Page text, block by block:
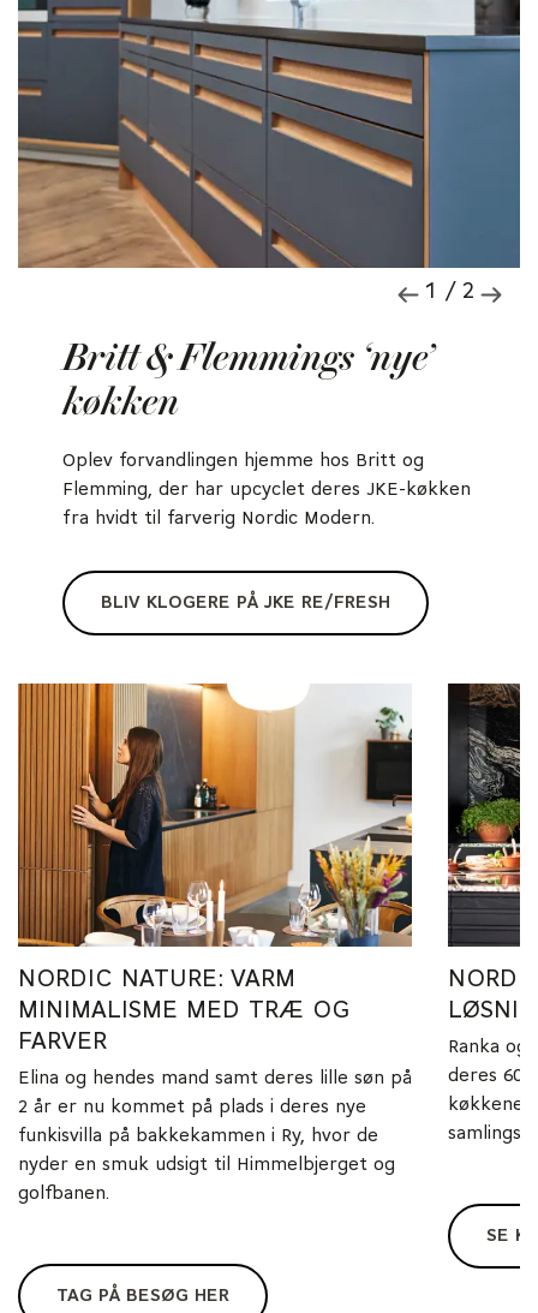
1 / 2
Britt & Flemmings ‘nye’
køkken
Oplev forvandlingen hjemme hos Britt og
Flemming, der har upcyclet deres JKE-køkken
fra hvidt til farverig Nordic Modern.
BLIV KLOGERE PÅ JKE RE/FRESH
NORDIC NATURE: VARM
MINIMALISME MED TRÆ OG
FARVER
Elina og hendes mand samt deres lille søn på
2 år er nu kommet på plads i deres nye
funkisvilla på bakkekammen i Ry, hvor de
nyder en smuk udsigt til Himmelbjerget og
golfbanen.
TAG PÅ BESØG HER
Ranka
deres
SE